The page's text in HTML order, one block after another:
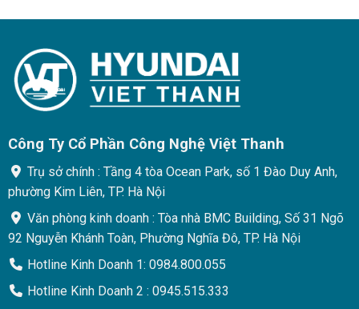
Công Ty Cổ Phần Công Nghệ Việt Thanh
Trụ sở chính : Tầng 4 tòa Ocean Park, số 1 Đào Duy Anh,
phường Kim Liên, TP. Hà Nội
Văn phòng kinh doanh : Tòa nhà BMC Building, Số 31 Ngõ
92 Nguyễn Khánh Toàn, Phường Nghĩa Đô, TP. Hà Nội
Hotline Kinh Doanh 1: 0984.800.055
Hotline Kinh Doanh 2 : 0945.515.333